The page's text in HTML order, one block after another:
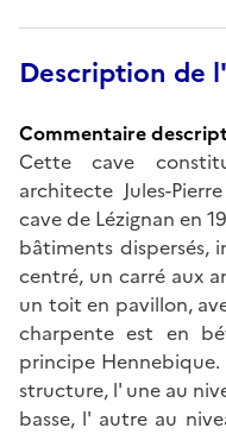
Description de
Commentaire
Cette cave
architecte Jules-
cave de Lézignan en
bâtiments dispersés,
centré, un carré aux
un toit en pavillon,
charpente est en
principe
structure, l' une au
basse, l' autre au